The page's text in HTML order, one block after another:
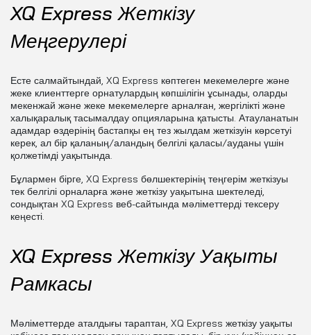
XQ Express Жеткізу
Меңгерулері
Есте салмайтындай, XQ Express көптеген мекемелерге және
жеке клиенттерге орнатулардың көпшілігін ұсынады, оларды
мекенжай және жеке мекемелерге арналған, жергілікті және
халықаралық тасымалдау опцияларына қатысты. Атауланатын
адамдар өздерінің бастапқы ең тез жылдам жеткізуін көрсетуі
керек, ал бір қаланың/аландың белгілі қаласы/ауданы үшін
қолжетімді уақытында.
Бұлармен бірге, XQ Express бөлшектерінің теңгерім жеткізуы
тек белгілі орналарға және жеткізу уақытына шектеледі,
сондықтан XQ Express веб-сайтында мәліметтерді тексеру
кеңесті.
XQ Express Жеткізу Уақыты
Рамкасы
Мәліметтерде аталдығы тараптан, XQ Express жеткізу уақыты